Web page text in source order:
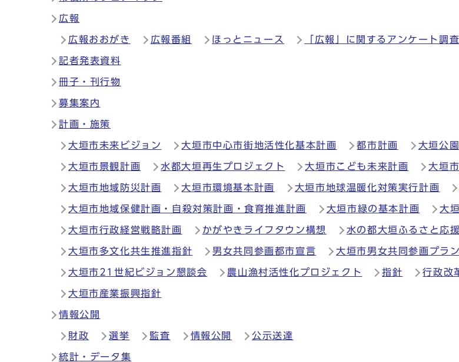
広報
広報おおがき 広報番組 ほっとニュース 「広報」に関するアンケート調
記者発表資料
冊子・刊行物
募集案内
計画・施策
大垣市未来ビジョン 大垣市中心市街地活性化基本計画 都市計画 大垣公
大垣市景観計画 水都大垣再生プロジェクト 大垣市こども未来計画 大垣
大垣市地域防災計画 大垣市環境基本計画 大垣市地球温暖化対策実行計画
大垣市地域保健計画・自殺対策計画・食育推進計画 大垣市緑の基本計画 大
大垣市行政経営戦略計画 かがやきライフタウン構想 水の都大垣ふるさと応
大垣市多文化共生推進指針 男女共同参画都市宣言 大垣市男女共同参画プラン
大垣市21世紀ビジョン懇談会 農山漁村活性化プロジェクト 指針 行政改
大垣市産業振興指針
情報公開
財政 選挙 監査 情報公開 公示送達
統計・データ集